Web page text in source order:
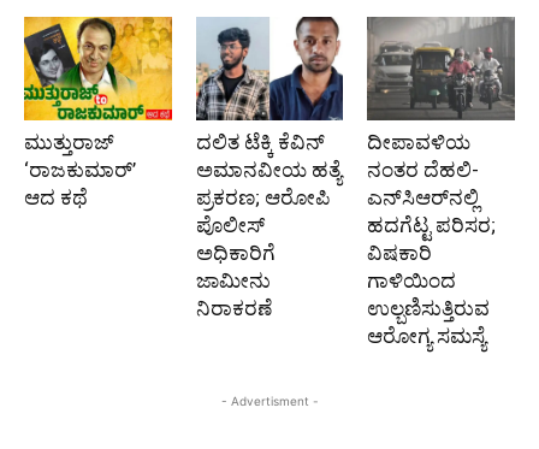
ಮುತ್ತುರಾಜ್
‘ರಾಜಕುಮಾರ್‍’
ಆದ ಕಥೆ
ದಲಿತ ಟೆಕ್ಕಿ ಕೆವಿನ್
ಅಮಾನವೀಯ ಹತ್ಯೆ
ಪ್ರಕರಣ; ಆರೋಪಿ
ಪೊಲೀಸ್‌
ಅಧಿಕಾರಿಗೆ
ಜಾಮೀನು
ನಿರಾಕರಣೆ
ದೀಪಾವಳಿಯ
ನಂತರ ದೆಹಲಿ-
ಎನ್‌ಸಿಆರ್‌ನಲ್ಲಿ
ಹದಗೆಟ್ಟ ಪರಿಸರ;
ವಿಷಕಾರಿ
ಗಾಳಿಯಿಂದ
ಉಲ್ಬಣಿಸುತ್ತಿರುವ
ಆರೋಗ್ಯ ಸಮಸ್ಯೆ
- Advertisment -